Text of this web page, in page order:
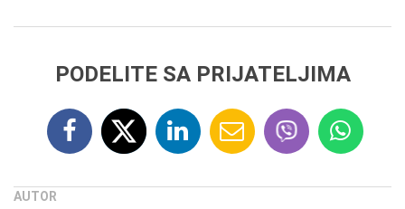
PODELITE SA PRIJATELJIMA
AUTOR